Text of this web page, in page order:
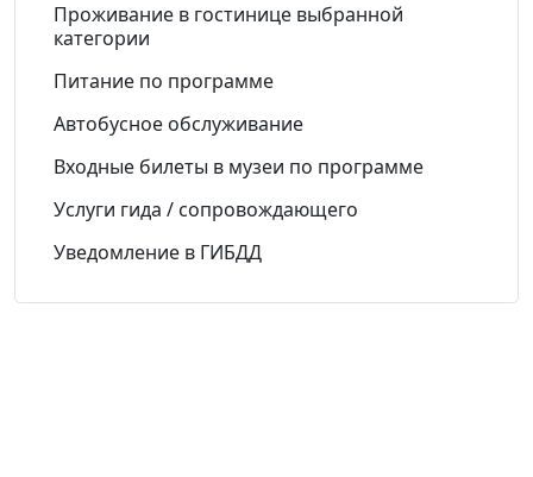
Проживание в гостинице выбранной
категории
Питание по программе
Автобусное обслуживание
Входные билеты в музеи по программе
Услуги гида / сопровождающего
Уведомление в ГИБДД